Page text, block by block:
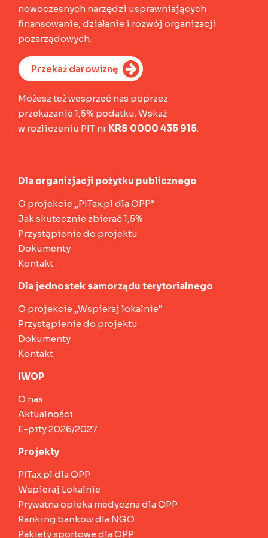
nowoczesnych narzędzi usprawniających
finansowanie, działanie i rozwój organizacji
pozarządowych.
Przekaż darowiznę
Możesz też wesprzeć nas poprzez
przekazanie 1,5% podatku. Wskaż
w rozliczeniu PIT nrKRS 0000 435 915.
Dla organizjacji pożytku publicznego
O projekcie „PITax.pl dla OPP”
Jak skutecznie zbierać 1,5%
Przystąpienie do projektu
Dokumenty
Kontakt
Dla jednostek samorządu terytorialnego
O projekcie „Wspieraj lokalnie”
Przystąpienie do projektu
Dokumenty
Kontakt
IWOP
O nas
Aktualności
E-pity 2026/2027
Projekty
PITax.pl dla OPP
Wspieraj Lokalnie
Prywatna opieka medyczna dla OPP
Ranking bankow dla NGO
Pakiety sportowe dla OPP